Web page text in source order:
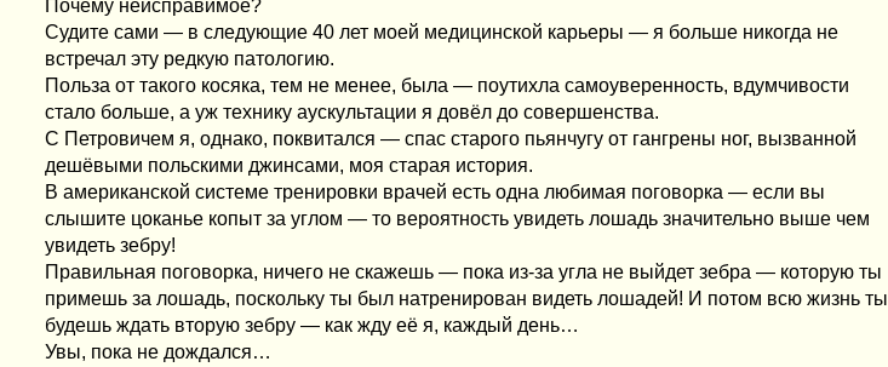
Почему неисправимое?
Судите сами — в следующие 40 лет моей медицинской карьеры — я больше никогда не
встречал эту редкую патологию.
Польза от такого косяка, тем не менее, была — поутихла самоуверенность, вдумчивости
стало больше, а уж технику аускультации я довёл до совершенства.
С Петровичем я, однако, поквитался — спас старого пьянчугу от гангрены ног, вызванной
дешёвыми польскими джинсами, моя старая история.
В американской системе тренировки врачей есть одна любимая поговорка — если вы
слышите цоканье копыт за углом — то вероятность увидеть лошадь значительно выше чем
увидеть зебру!
Правильная поговорка, ничего не скажешь — пока из-за угла не выйдет зебра — которую ты
примешь за лошадь, поскольку ты был натренирован видеть лошадей! И потом всю жизнь ты
будешь ждать вторую зебру — как жду её я, каждый день…
Увы, пока не дождался…